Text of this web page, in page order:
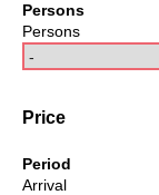
Persons
Persons
Price
Period
Arrival